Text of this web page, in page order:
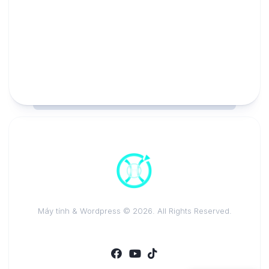
Máy tính & Wordpress © 2026. All Rights Reserved.